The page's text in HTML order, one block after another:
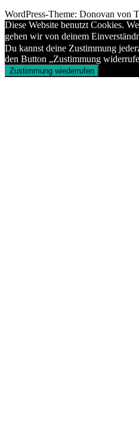
WordPress-Theme: Donovan von
Diese Website benutzt Cookies.
gehen wir von deinem
Du kannst deine Zustimmung
den Button „Zustimmung
Zustimmung wiederrufen